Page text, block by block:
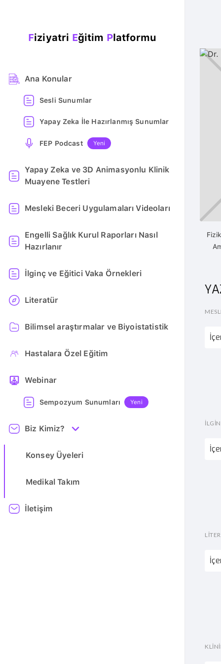
Fiziyatri Eğitim Platformu
Ana Konular
Sesli Sunumlar
Yapay Zeka İle Hazırlanmış Sunumlar
FEP Podcast Yeni
Yapay Zeka ve 3D Animasyonlu Klinik
Muayene Testleri
Mesleki Beceri Uygulamaları Videoları
Engelli Sağlık Kurul Raporları Nasıl
Hazırlanır
İlginç ve Eğitici Vaka Örnekleri
Literatür
Bilimsel araştırmalar ve Biyoistatistik
Hastalara Özel Eğitim
Webinar
Sempozyum Sunumları Yeni
Biz Kimiz?
Konsey Üyeleri
Medikal Takım
İletişim